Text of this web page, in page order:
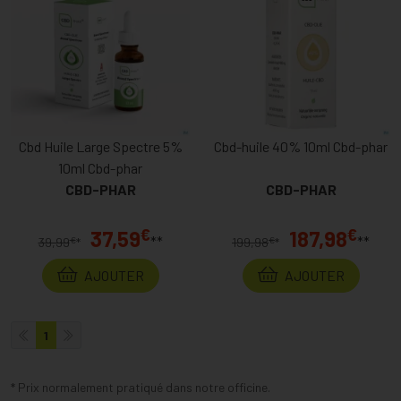
Cbd Huile Large Spectre 5%
10ml Cbd-phar
CBD-PHAR
39,99€ * 37,59€**
AJOUTER
Cbd-huile 40% 10ml Cbd-phar
CBD-PHAR
199,98€* 187,98€**
AJOUTER
1
* Prix normalement pratiqué dans notre officine.